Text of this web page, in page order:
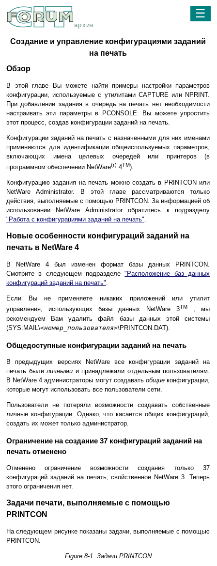
архив
☰
Создание и управление конфигурациями заданий
на печать
Обзор
В этой главе Вы можете найти примеры настройки параметров
конфигурации, используемые с утилитами CAPTURE или NPRINT.
При добавлении задания в очередь на печать нет необходимости
настраивать эти параметры в PCONSOLE. Вы можете упростить
этот процесс, создав конфигурации заданий на печать.
Конфигурации заданий на печать с назначенными для них именами
применяются для идентификации общеиспользуемых параметров,
включающих имена целевых очередей или принтеров (в
программном обеспечении NetWare(r) 4TM).
Конфигурацию задания на печать можно создать в PRINTCON или
NetWare Administrator. В этой главе рассматриваются только
действия, выполняемые с помощью PRINTCON. За информацией об
использовании NetWare Administrator обратитесь к подразделу
"Работа с конфигурациями заданий на печать".
Новые особенности конфигураций заданий на
печать в NetWare 4
В NetWare 4 был изменен формат базы данных PRINTCON.
Смотрите в следующем подразделе"Расположение баз данных
конфигураций заданий на печать".
Если Вы не применяете никаких приложений или утилит
управления, использующих базы данных NetWare 3TM, мы
рекомендуем Вам удалить файл базы данных этой системы
(SYS:MAIL\<номер_пользователя>\PRINTCON.DAT).
Общедоступные конфигурации заданий на печать
В предыдущих версиях NetWare все конфигурации заданий на
печать были личными и принадлежали отдельным пользователям.
В NetWare 4 администраторы могут создавать общиеконфигурации,
которые могут использовать все пользователи сети.
Пользователи не потеряли возможности создавать собственные
личные конфигурации. Однако, что касается общих конфигураций,
создать их может только администратор.
Ограничение на создание 37 конфигураций заданий на
печать отменено
Отменено ограничение возможности создания только 37
конфигураций заданий на печать, свойственное NetWare 3. Теперь
этого ограничения нет.
Задачи печати, выполняемые с помощью
PRINTCON
На следующем рисунке показаны задачи, выполняемые с помощью
PRINTCON.
Figure 8-1. Задачи PRINTCON